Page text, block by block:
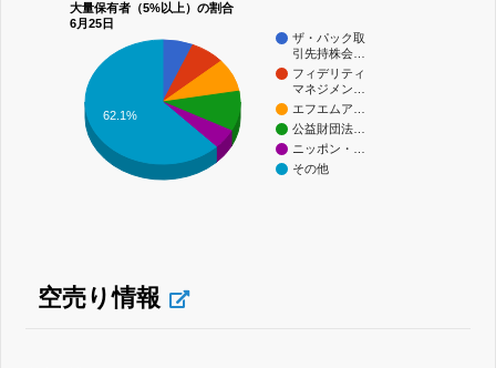
大量保有者（5%以上）の割合
6月25日
ザ・パック取
引先持株会…
フィデリティ
マネジメン…
エフエムア…
公益財団法…
ニッポン・…
その他
62.1%
空売り情報